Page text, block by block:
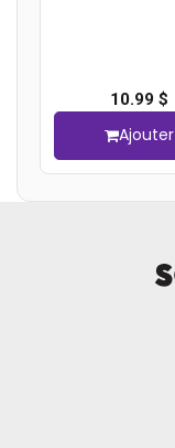
10.99 $
Ajouter